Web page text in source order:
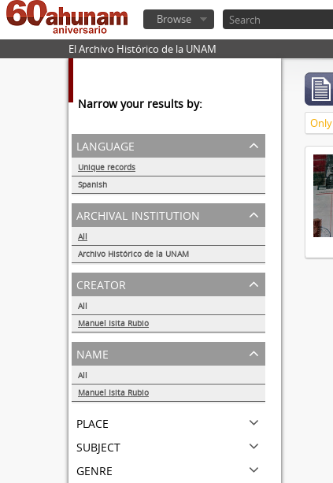
Browse
El Archivo Histórico de la UNAM
Narrow your results by:
language
Unique records
Spanish
1
archival institution
All
Archivo Histórico de la UNAM
1
creator
All
Manuel Isita Rubio
1
name
All
Manuel Isita Rubio
place
subject
genre